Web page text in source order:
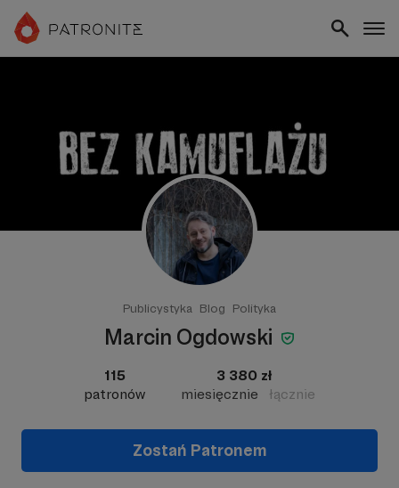
Publicystyka Blog Polityka
Marcin Ogdowski
115
patronów
3 380 zł
miesięcznie
łącznie
Zostań Patronem